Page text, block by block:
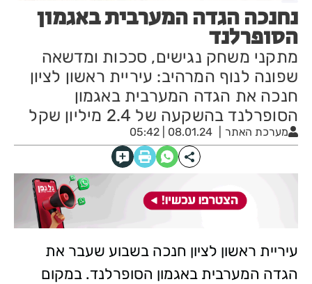
נחנכה הגדה המערבית באגמון
הסופרלנד
מתקני משחק נגישים, סככות ומדשאה
שפונה לנוף המרהיב: עיריית ראשון לציון
חנכה את הגדה המערבית באגמון
הסופרלנד בהשקעה של 2.4 מיליון שקל
מערכת האתר 08.01.24 | 05:42
עיריית ראשון לציון חנכה בשבוע שעבר את
הגדה המערבית באגמון הסופרלנד. במקום